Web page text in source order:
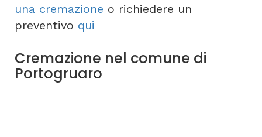
una cremazione o richiedere un
preventivo qui
Cremazione nel comune di
Portogruaro